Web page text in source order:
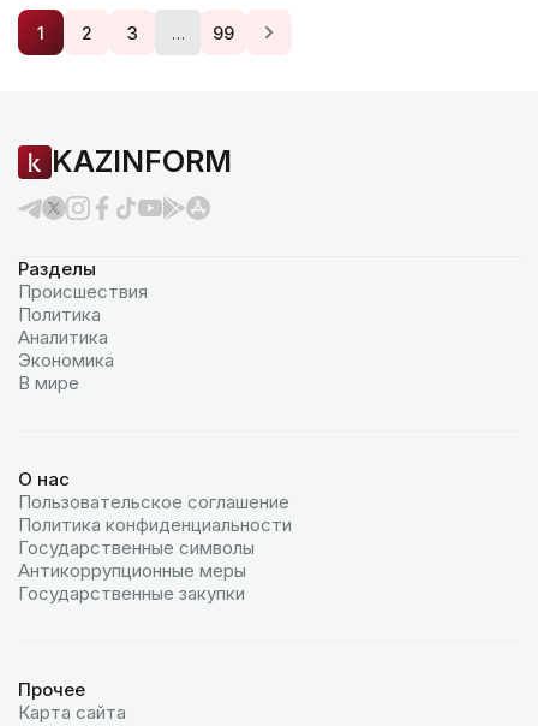
1 2 3 … 99
KAZINFORM
Разделы
Происшествия
Политика
Аналитика
Экономика
В мире
О нас
Пользовательское соглашение
Политика конфиденциальности
Государственные символы
Антикоррупционные меры
Государственные закупки
Прочее
Карта сайта